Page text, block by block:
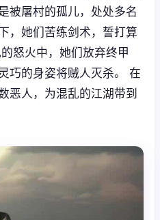
被屠村的孤儿，处处多名
，她们苦练剑术，誓打算
怒火中，她们放弃终甲
巧的身姿将贼人灭杀。 在
恶人，为混乱的江湖带到